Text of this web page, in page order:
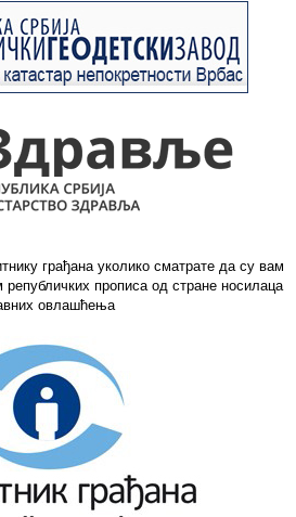
грађана уколико сматрате да су вам
прописа од стране носилаца
овлашћења